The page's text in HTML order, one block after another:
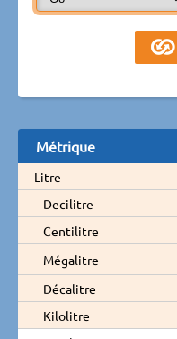
Métrique
Litre
Decilitre
Centilitre
Mégalitre
Décalitre
Kilolitre